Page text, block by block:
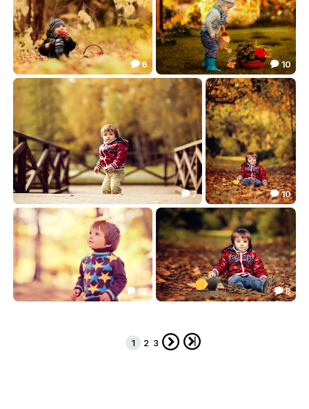
Яблочки)
 32.59
 6
Маленькая садовница
 41.39
 10
Виталик
 14.31
 7
Виталик
 37.41
 10
 13
 8
1 2 3  